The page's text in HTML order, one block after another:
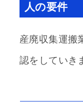
人の要件
産廃収集運搬
認をしていき